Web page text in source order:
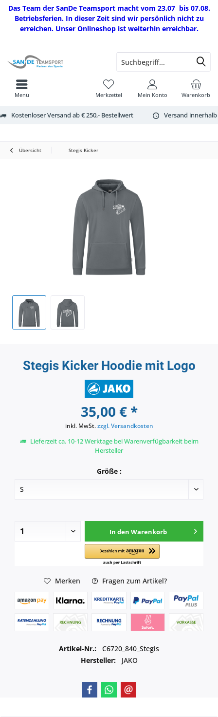
Das Team der SanDe Teamsport macht vom 23.07 bis 07.08.
Betriebsferien. In dieser Zeit sind wir persönlich nicht zu
erreichen. Unser Onlineshop ist weiterhin erreichbar.
Kostenloser Versand ab € 250,- Bestellwert Versand
Warenkorb
Merkzettel Mein Konto
Menü
Übersicht Stegis Kicker
Stegis Kicker Hoodie mit Logo
35,00 € *
inkl. MwSt.zzgl. Versandkosten
Lieferzeit ca. 10-12 Werktage bei Warenverfügbarkeit beim
Hersteller
Größe :
In den Warenkorb
Merken Fragen zum Artikel?
Artikel-Nr.:
C6720_840_Stegis
Hersteller:
JAKO